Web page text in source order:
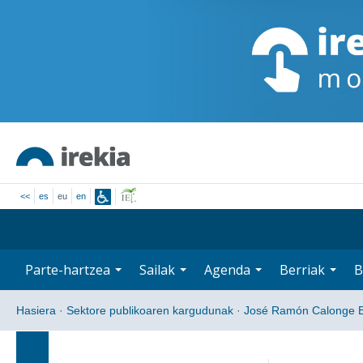
<< es eu en
Parte-hartzea Sailak Agenda Berriak
Hasiera · Sektore publikoaren kargudunak · José Ramón Calonge